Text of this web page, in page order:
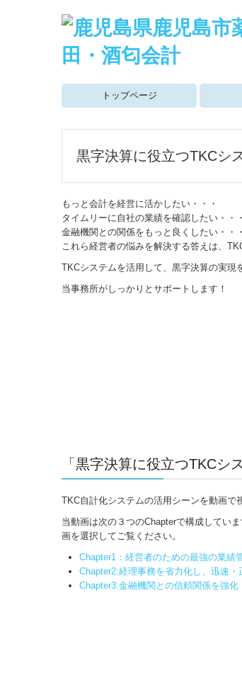
トップページ
黒字決算に役立つTKCシ
もっと会計を経営に活かしたい・・・
タイムリーに自社の業績を確認したい・・・
金融機関との関係をもっと良くしたい・・・
これら経営者の悩みを解決する答えは、
TKCシステムを活用して、黒字決算の実現
当事務所がしっかりとサポートします！
「黒字決算に役立つTKCシ
TKC自計化システムの活用シーンを動画で
当動画は次の３つのChapterで構成してい
画を選択してご覧ください。
Chapter1：経営者のための最強の業績
Chapter2:経理事務を省力化し、迅速・
Chapter3:金融機関との信頼関係を強化